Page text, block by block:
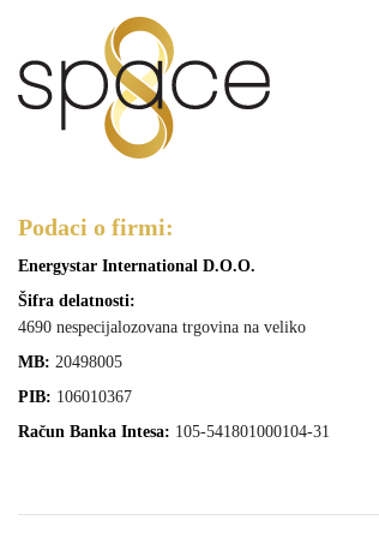
Podaci o firmi:
Energystar International D.O.O.
Šifra delatnosti:
4690 nespecijalozovana trgovina na veliko
MB: 20498005
PIB: 106010367
Račun Banka Intesa: 105-541801000104-31